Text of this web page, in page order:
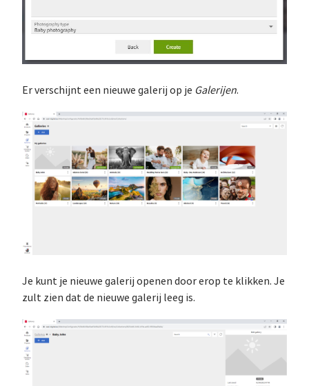
Er verschijnt een nieuwe galerij op je Galerijen.
Je kunt je nieuwe galerij openen door erop te klikken. Je
zult zien dat de nieuwe galerij leeg is.